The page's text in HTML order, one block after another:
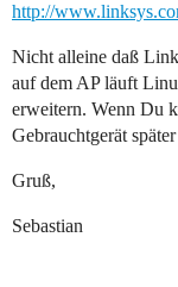
http://
Nicht alleine daß
auf dem AP läuft
erweitern. Wenn Du
Gebrauchtgerät
Gruß,
Sebastian